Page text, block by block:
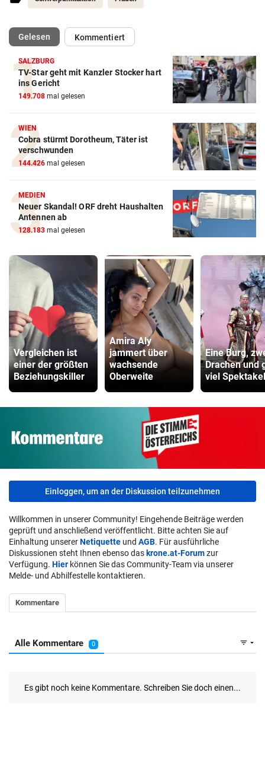
Gelesen(ausgewählt)Kommentiert
SALZBURG
TV-Star geht mit Kanzler Stocker hart
ins Gericht
149.708 mal gelesen
WIEN
Cobra stürmt Dorotheum, Täter ist
verschwunden
144.426 mal gelesen
MEDIEN
Neuer Skandal! ORF dreht Haushalten
Antennen ab
128.183 mal gelesen
Vergleichen ist
einer der größten
Beziehungskiller
Amira Aly
jammert über
wachsende
Oberweite
Eine Burg,
Drachen und
viel Spektakel
Einloggen, um an der Diskussion teilzunehmen
Willkommen in unserer Community! Eingehende Beiträge werden
geprüft und anschließend veröffentlicht. Bitte achten Sie auf
Einhaltung unsererNetiquette und AGB. Für ausführliche
Diskussionen steht Ihnen ebenso daskrone.at-Forumzur
Verfügung. Hier können Sie das Community-Team via unserer
Melde- und Abhilfestelle kontaktieren.